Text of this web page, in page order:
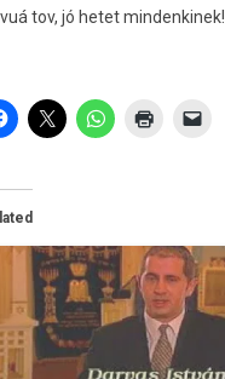
tov, jó hetet min­denkinek!